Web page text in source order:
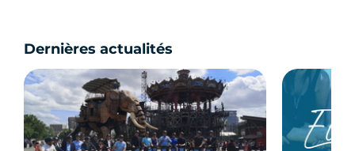
Dernières actualités